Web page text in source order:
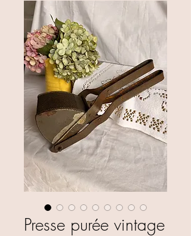
Presse purée vintage